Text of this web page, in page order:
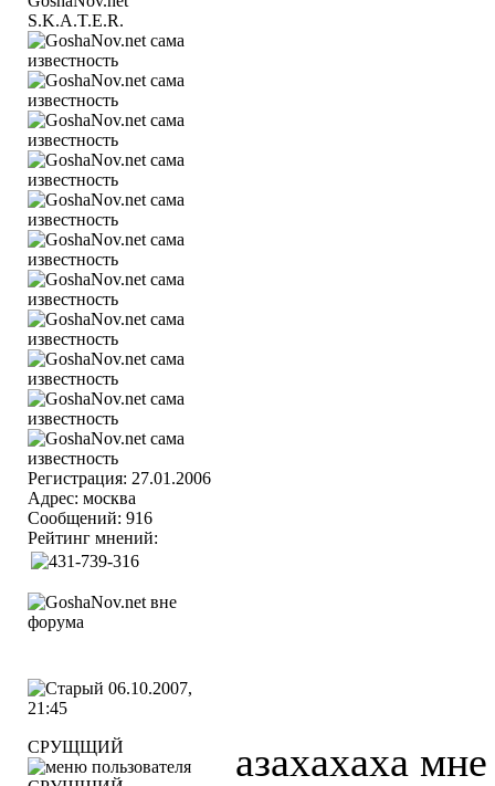
S.K.A.T.E.R.
Регистрация: 27.01.2006
Адрес: москва
Сообщений: 916
Рейтинг мнений:
06.10.2007,
21:45
СРУЩЩИЙ
азахахаха